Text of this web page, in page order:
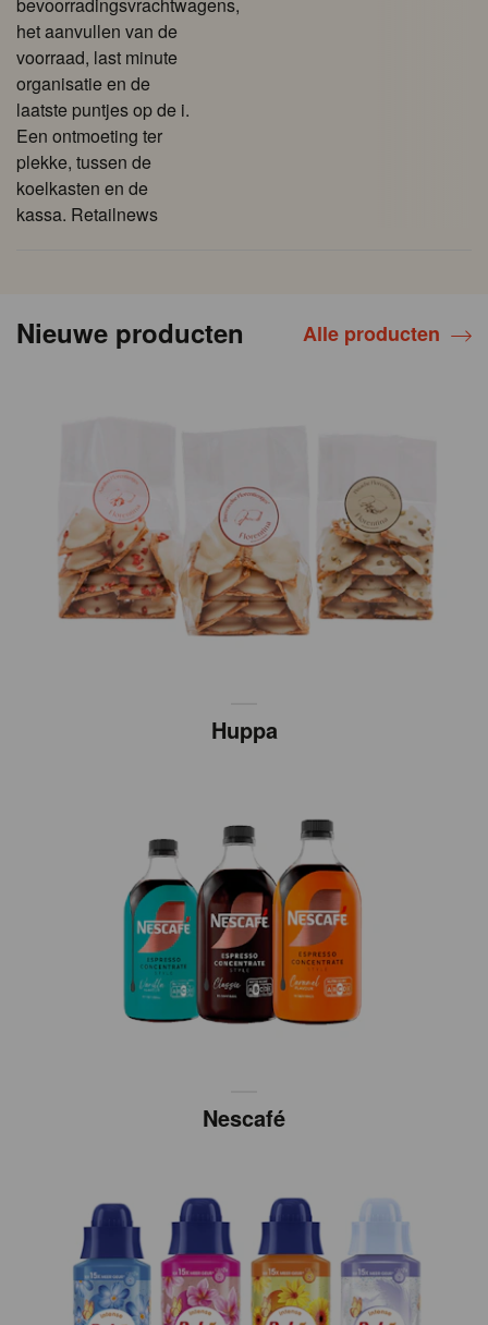
het aanvullen van de
voorraad, last minute
organisatie en de
laatste puntjes op de i.
Een ontmoeting ter
plekke, tussen de
koelkasten en de
kassa. Retailnews
Nieuwe producten Alle producten
Huppa
Nescafé